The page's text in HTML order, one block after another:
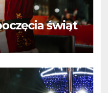
świąt